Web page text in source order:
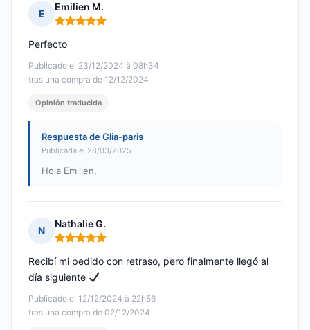
E
Emilien M.
Nota: 5 de 5
Publicado el 23/12/2024 à 08h34
tras una compra de 12/12/2024
Perfecto
Opinión traducida
Respuesta de Glia-paris
Publicada el 28/03/2025
Hola Emilien,
N
Nathalie G.
Nota: 5 de 5
Publicado el 12/12/2024 à 22h56
tras una compra de 02/12/2024
Recibí mi pedido con retraso, pero finalmente llegó al
día siguiente